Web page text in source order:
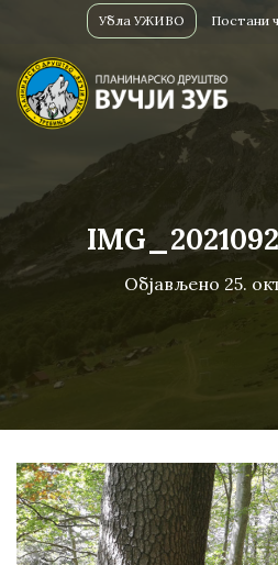
Убла УЖИВО Постани
Објављено 25.